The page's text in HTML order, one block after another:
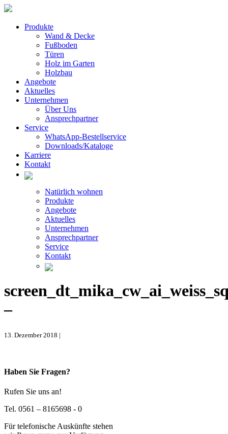
Produkte
Wand & Decke
Fußboden
Türen
Holz im Garten
Holzbau
Angebote
Aktuelles
Unternehmen
Über Uns
Ansprechpartner
Service
WhatsApp-Bestellservice
Downloads/Kataloge
Karriere
Kontakt
Natürlich wohnen
Produkte
Angebote
Aktuelles
Unternehmen
Ansprechpartner
Service
Kontakt
–
13. Dezember 2018 |
Haben Sie Fragen?
Rufen Sie uns an!
Tel. 0561 – 8165698 - 0
Für telefonische Auskünfte stehen